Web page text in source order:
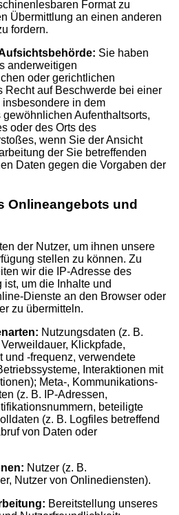
Format zu
Übermittlung an einen anderen
fordern.
Sie haben
anderweitigen
oder gerichtlichen
Recht auf Beschwerde bei einer
in dem
gewöhnlichen Aufenthaltsorts,
oder des Orts des
wenn Sie der Ansicht
der Sie betreffenden
Daten gegen die Vorgaben der
Onlineangebots und
der Nutzer, um ihnen unsere
stellen zu können. Zu
wir die IP-Adresse des
um die Inhalte und
Dienste an den Browser oder
zu übermitteln.
Nutzungsdaten (z. B.
Klickpfade,
und -frequenz, verwendete
Interaktionen mit
Meta-, Kommunikations-
(z. B. IP-Adressen,
beteiligte
(z. B. Logfiles betreffend
von Daten oder
Nutzer (z. B.
Nutzer von Onlinediensten).
Bereitstellung unseres